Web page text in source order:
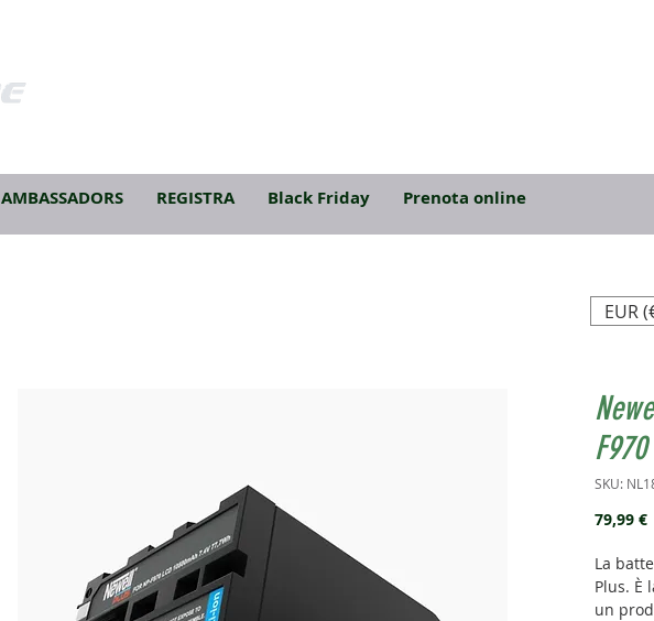
AMBASSADORS REGISTRA Black Friday Prenota online
SKU:
79,99 €
La
Plus. È
un
EUR